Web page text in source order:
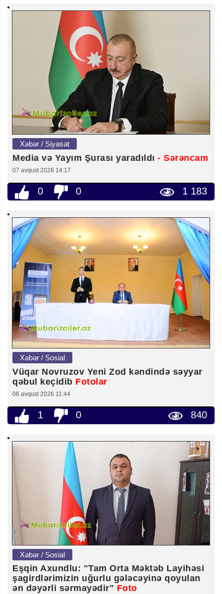
Xəbər / Siyasət
Media və Yayım Şurası yaradıldı - Sərəncam
07 avqust 2026 14:17
0 0 1 183
Xəbər / Sosial
Vüqar Novruzov Yeni Zod kəndində səyyar
qəbul keçidib Fotolar
06 avqust 2026 11:44
1 0 840
Xəbər / Sosial
Eşqin Axundlu: "Tam Orta Məktəb Layihəsi
şagirdlərimizin uğurlu gələcəyinə qoyulan
ən dəyərli sərmayədir" Foto